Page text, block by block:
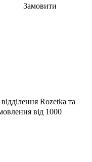
Замовити
Rozetka та
від 1000